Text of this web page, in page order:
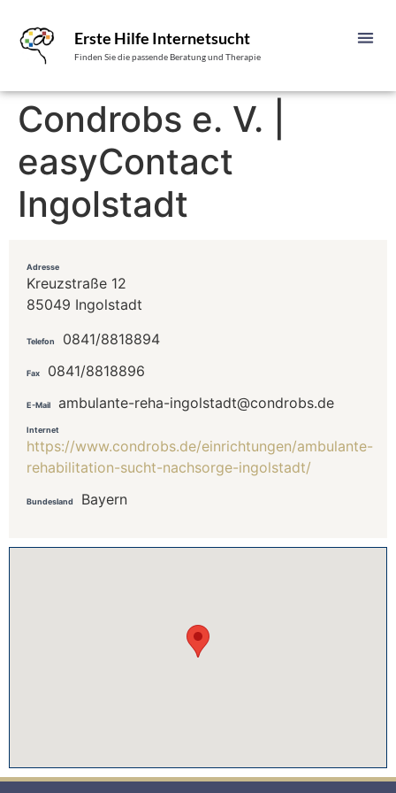
Erste Hilfe Internetsucht
Finden Sie die passende Beratung und Therapie
Condrobs e. V. |
easyContact
Ingolstadt
Adresse
Kreuzstraße 12
85049 Ingolstadt
Telefon 0841/8818894
Fax 0841/8818896
E-Mail ambulante-reha-ingolstadt@condrobs.de
Internet
https://www.condrobs.de/einrichtungen/ambulante-
rehabilitation-sucht-nachsorge-ingolstadt/
Bundesland Bayern